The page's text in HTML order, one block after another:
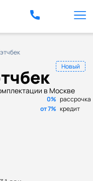
в Москве
Новый
0% рассрочка
от 7% кредит